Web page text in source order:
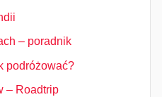
– poradnik
podróżować?
– Roadtrip